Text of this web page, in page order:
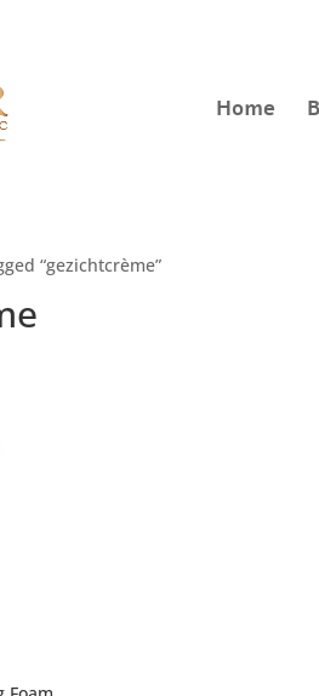
Home
“gezichtcrème”